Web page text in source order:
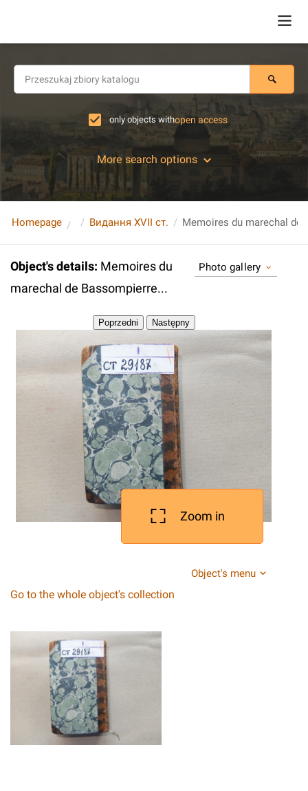
only objects withopen access
More search options
Homepage Видання XVII ст. Memoires du marechal de
Object's details: Memoires du
marechal de Bassompierre...
Photo gallery
Zoom in
Object's menu
Go to the whole object's collection